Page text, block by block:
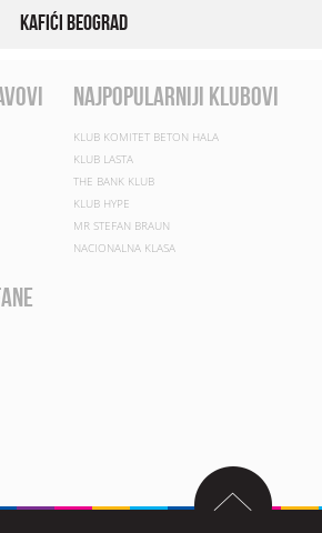
Kafići Beograd
najpopularniji klubovi
KLUB KOMITET BETON HALA
KLUB LASTA
THE BANK KLUB
KLUB HYPE
MR STEFAN BRAUN
NACIONALNA KLASA